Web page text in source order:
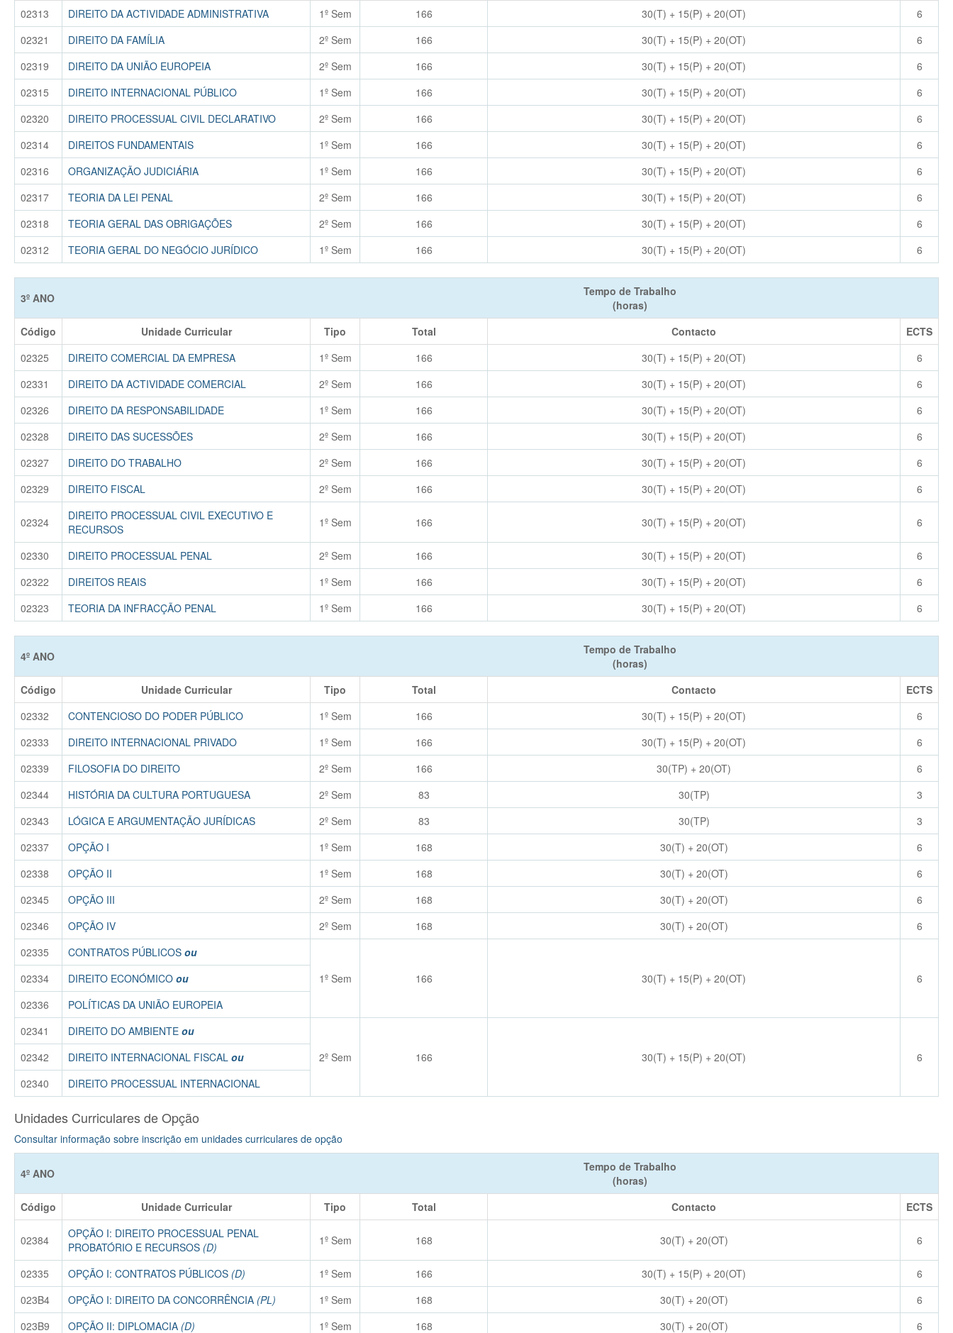
02313
DIREITO DA ACTIVIDADE ADMINISTRATIVA 1º Sem 166 30(T) + 15(P) + 20(OT)
6
02321
DIREITO DA FAMÍLIA 2º Sem 166 30(T) + 15(P) + 20(OT)
6
02319
DIREITO DA UNIÃO EUROPEIA 2º Sem 166 30(T) + 15(P) + 20(OT)
6
02315
DIREITO INTERNACIONAL PÚBLICO 1º Sem 166 30(T) + 15(P) + 20(OT)
6
02320
DIREITO PROCESSUAL CIVIL DECLARATIVO 2º Sem 166 30(T) + 15(P) + 20(OT)
6
02314
DIREITOS FUNDAMENTAIS 1º Sem 166 30(T) + 15(P) + 20(OT)
6
02316
ORGANIZAÇÃO JUDICIÁRIA 1º Sem 166 30(T) + 15(P) + 20(OT)
6
02317
TEORIA DA LEI PENAL 2º Sem 166 30(T) + 15(P) + 20(OT)
6
02318
TEORIA GERAL DAS OBRIGAÇÕES 2º Sem 166 30(T) + 15(P) + 20(OT)
6
02312
TEORIA GERAL DO NEGÓCIO JURÍDICO 1º Sem 166 30(T) + 15(P) + 20(OT) 6
3º ANO
Tempo de Trabalho
(horas)
Código
Unidade Curricular Tipo Total Contacto
ECTS
02325
DIREITO COMERCIAL DA EMPRESA 1º Sem 166 30(T) + 15(P) + 20(OT)
6
02331
DIREITO DA ACTIVIDADE COMERCIAL 2º Sem 166 30(T) + 15(P) + 20(OT)
6
02326
DIREITO DA RESPONSABILIDADE 1º Sem 166 30(T) + 15(P) + 20(OT)
6
02328
DIREITO DAS SUCESSÕES 2º Sem 166 30(T) + 15(P) + 20(OT)
6
02327
DIREITO DO TRABALHO 2º Sem 166 30(T) + 15(P) + 20(OT)
6
02329
DIREITO FISCAL 2º Sem 166 30(T) + 15(P) + 20(OT) 6
02324
DIREITO PROCESSUAL CIVIL EXECUTIVO E
RECURSOS
1º Sem 166 30(T) + 15(P) + 20(OT) 6
02330 DIREITO PROCESSUAL PENAL 2º Sem 166 30(T) + 15(P) + 20(OT)
6
02322
DIREITOS REAIS 1º Sem 166 30(T) + 15(P) + 20(OT)
6
02323
TEORIA DA INFRACÇÃO PENAL 1º Sem 166 30(T) + 15(P) + 20(OT) 6
4º ANO
Tempo de Trabalho
(horas)
Código
Unidade Curricular Tipo Total Contacto
ECTS
02332
CONTENCIOSO DO PODER PÚBLICO 1º Sem 166 30(T) + 15(P) + 20(OT)
6
02333
DIREITO INTERNACIONAL PRIVADO 1º Sem 166 30(T) + 15(P) + 20(OT)
6
02339
FILOSOFIA DO DIREITO 2º Sem 166 30(TP) + 20(OT)
6
02344
HISTÓRIA DA CULTURA PORTUGUESA 2º Sem 83 30(TP)
3
02343
LÓGICA E ARGUMENTAÇÃO JURÍDICAS 2º Sem 83 30(TP)
3
02337
OPÇÃO I 1º Sem 168 30(T) + 20(OT)
6
02338
OPÇÃO II 1º Sem 168 30(T) + 20(OT)
6
02345
OPÇÃO III 2º Sem 168 30(T) + 20(OT)
6
02346
OPÇÃO IV 2º Sem 168 30(T) + 20(OT)
6
02335
CONTRATOS PÚBLICOS ou
1º Sem
166 30(T) + 15(P) + 20(OT) 6
02334 DIREITO ECONÓMICO ou
02336
POLÍTICAS DA UNIÃO EUROPEIA
02341
DIREITO DO AMBIENTE ou
2º Sem
166 30(T) + 15(P) + 20(OT) 6
02342 DIREITO INTERNACIONAL FISCAL ou
02340
DIREITO PROCESSUAL INTERNACIONAL
Unidades Curriculares de Opção
Consultar informação sobre inscrição em unidades curriculares de opção
4º ANO
Tempo de Trabalho
(horas)
Código
Unidade Curricular Tipo Total Contacto ECTS
02384
OPÇÃO I: DIREITO PROCESSUAL PENAL
PROBATÓRIO E RECURSOS (D) 1º Sem 168 30(T) + 20(OT) 6
02335 OPÇÃO I: CONTRATOS PÚBLICOS (D) 1º Sem 166 30(T) + 15(P) + 20(OT)
6
023B4
OPÇÃO I: DIREITO DA CONCORRÊNCIA (PL) 1º Sem 168 30(T) + 20(OT)
6
023B9
OPÇÃO II: DIPLOMACIA (D) 1º Sem 168 30(T) + 20(OT) 6